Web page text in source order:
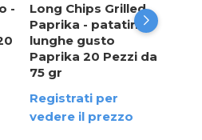
-
Long Chips Grilled
Paprika - patatine
lunghe gusto
Paprika 20 Pezzi da
75 gr
Registrati per
vedere il prezzo